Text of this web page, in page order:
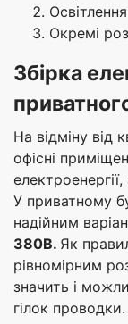
Окремі
Збірка
На відміну від
офісні
У приватному
надійним
380В. Як
рівномірним
значить і
гілок